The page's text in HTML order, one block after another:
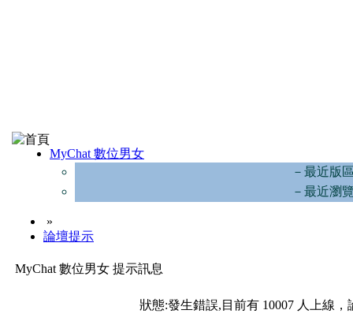
MyChat 數位男女
－最近版
－最近瀏
»
論壇提示
MyChat 數位男女 提示訊息
狀態:發生錯誤,目前有 10007 人上線